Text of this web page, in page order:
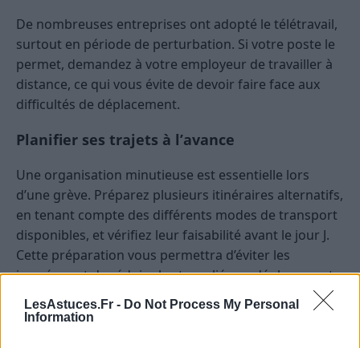
LesAstuces.Fr - Do Not Process My Personal
Information
De nombreuses entreprises ont adopté le télétravail,
surtout en période de perturbation. Si votre poste le
permet, demandez à votre employeur de travailler à
distance, ce qui vous évite de devoir faire face aux
difficultés de déplacement.
Planifier ses trajets à l’avance
Une organisation minutieuse est essentielle lors
d’une grève. Préparez plusieurs itinéraires alternatifs,
en tenant compte des différents modes de transport
disponibles, et vérifiez leur faisabilité avant le jour J.
Cette préparation vous permettra d’éviter les
imprévus et de réduire le stress lié aux déplacements.
Conseils pour un déplacement serein